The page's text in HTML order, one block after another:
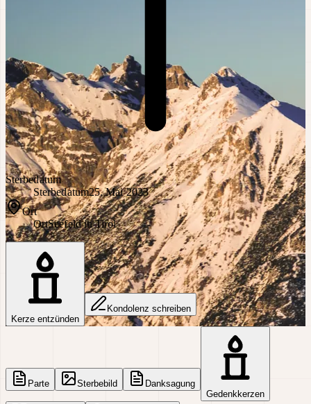
Sterbedatum
Sterbedatum25. Mai 2023
Ort
OrtSeefeld in Tirol
Kerze entzünden
Kondolenz schreiben
Parte Sterbebild
Danksagung
Gedenkkerzen